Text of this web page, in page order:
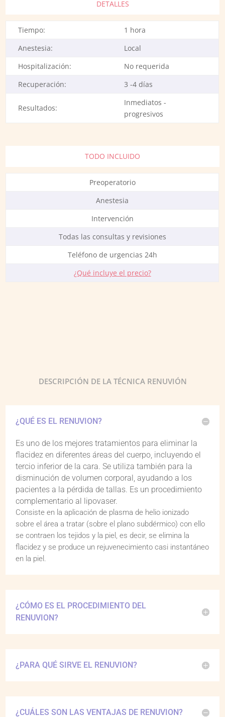
DETALLES
Tiempo:
1 hora
Anestesia:
Local
Hospitalización:
No requerida
Recuperación:
3 -4 días
Resultados:
Inmediatos -
progresivos
TODO INCLUIDO
Preoperatorio
Anestesia
Intervención
Todas las consultas y revisiones
Teléfono de urgencias 24h
¿Qué incluye el precio?
DESCRIPCIÓN DE LA TÉCNICA RENUVIÓN
¿QUÉ ES EL RENUVION?
Es uno de los mejores tratamientos para eliminar la
flacidez en diferentes áreas del cuerpo, incluyendo el
tercio inferior de la cara. Se utiliza también para la
disminución de volumen corporal, ayudando a los
pacientes a la pérdida de tallas. Es un procedimiento
complementario al lipovaser.
Consiste en la aplicación de plasma de helio ionizado
sobre el área a tratar (sobre el plano subdérmico) con ello
se contraen los tejidos y la piel, es decir, se elimina la
flacidez y se produce un rejuvenecimiento casi instantáneo
en la piel.
¿CÓMO ES EL PROCEDIMIENTO DEL
RENUVION?
¿PARA QUÉ SIRVE EL RENUVION?
¿CUÁLES SON LAS VENTAJAS DE RENUVION?